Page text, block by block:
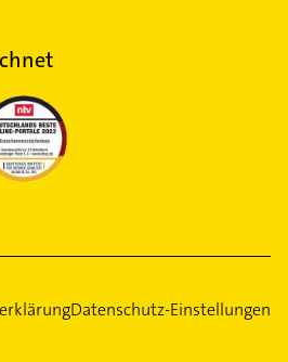
Datenschutz-Einstellungen